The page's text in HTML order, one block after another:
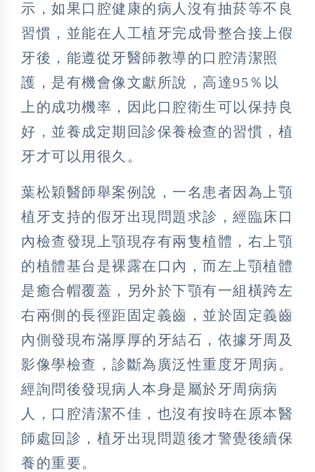
示，如果口腔健康的病人沒有抽菸等不良
習慣，並能在人工植牙完成骨整合接上假
牙後，能遵從牙醫師教導的口腔清潔照
護，是有機會像文獻所說，高達95％以
上的成功機率，因此口腔衛生可以保持良
好，並養成定期回診保養檢查的習慣，植
牙才可以用很久。
葉松穎醫師舉案例說，一名患者因為上顎
植牙支持的假牙出現問題求診，經臨床口
內檢查發現上顎現存有兩隻植體，右上顎
的植體基台是裸露在口內，而左上顎植體
是癒合帽覆蓋，另外於下顎有一組橫跨左
右兩側的長徑距固定義齒，並於固定義齒
內側發現布滿厚厚的牙結石，依據牙周及
影像學檢查，診斷為廣泛性重度牙周病。
經詢問後發現病人本身是屬於牙周病病
人，口腔清潔不佳，也沒有按時在原本醫
師處回診，植牙出現問題後才警覺後續保
養的重要。